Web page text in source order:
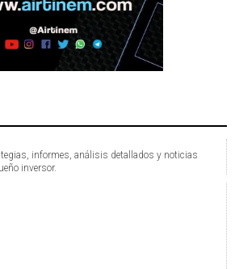
informes, análisis detallados y noticias
inversor.